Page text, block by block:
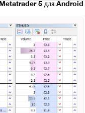
Metatrader 5 для Android